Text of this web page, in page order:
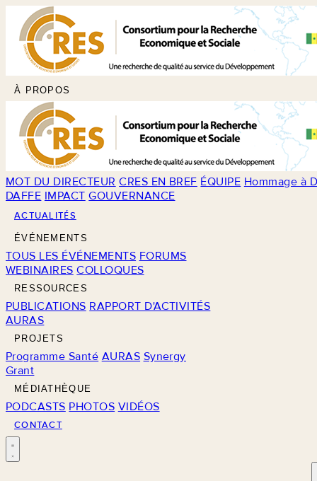
À PROPOS
MOT DU DIRECTEUR CRES EN BREF ÉQUIPE Hommage à
DAFFE IMPACT GOUVERNANCE
ACTUALITÉS
ÉVÉNEMENTS
TOUS LES ÉVÉNEMENTS FORUMS
WEBINAIRES COLLOQUES
RESSOURCES
PUBLICATIONS RAPPORT D'ACTIVITÉS
AURAS
PROJETS
Programme Santé AURAS Synergy
Grant
MÉDIATHÈQUE
PODCASTS PHOTOS VIDÉOS
CONTACT